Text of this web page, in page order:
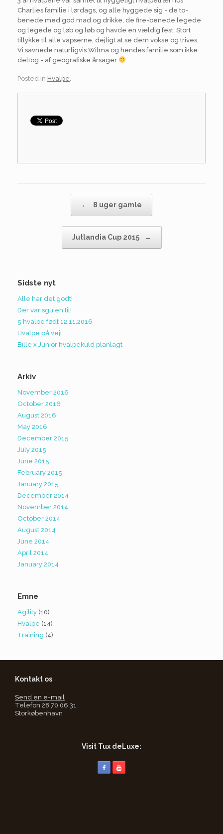
Charlies familie i lørdags, og alle hyggede sig - de to-
benede med god mad og drikke, de fire-benede legede
og legede og løb og løb og havde en vældig fest. Stort
tillykke til alle vapserne, dejligt at se dem vokse og trives.
Vi savnede naturligvis Wilma og hendes familie som ikke
deltog - af geografiske årsager
Posted in Hvalpe.
← 8 uger gamle
Jutlandia Cup 2015 →
Sidste nyt
Alle har det godt!
Der var sgu en til!
5 hvalpe født 12.11.2016
Hvalpe på vej!
Bille x Junior hvalpekuld planlagt
Arkiv
November 2016
October 2016
August 2016
May 2016
December 2015
July 2015
June 2015
February 2015
January 2015
December 2014
November 2014
October 2014
August 2014
June 2014
April 2014
January 2014
Emne
Agility (10)
Hvalpe (14)
Training (4)
Kontakt os
Send en e-mail
Telefon 28 70 06 31
Storkøbenhavn
Visit Tux deLuxe: